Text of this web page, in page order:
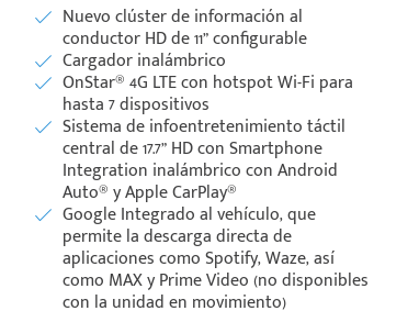
Nuevo clúster de información al
conductor HD de 11” configurable
Cargador inalámbrico
OnStar® 4G LTE con hotspot Wi-Fi para
hasta 7 dispositivos
Sistema de infoentretenimiento táctil
central de 17.7” HD con Smartphone
Integration inalámbrico con Android
Auto® y Apple CarPlay®
Google Integrado al vehículo, que
permite la descarga directa de
aplicaciones como Spotify, Waze, así
como MAX y Prime Video (no disponibles
con la unidad en movimiento)